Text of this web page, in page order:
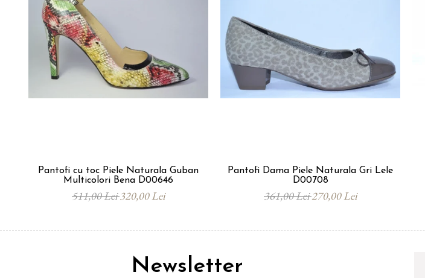
Pantofi cu toc Piele Naturala Guban
Multicolori Bena D00646
511,00 Lei320,00 Lei
Pantofi Dama Piele Naturala Gri Lele
D00708
361,00 Lei270,00 Lei
Newsletter